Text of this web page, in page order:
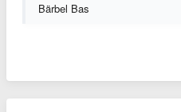
Bärbel Bas